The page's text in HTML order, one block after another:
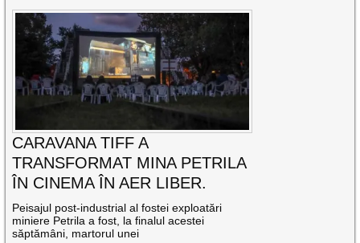
CARAVANA TIFF A
TRANSFORMAT MINA PETRILA
ÎN CINEMA ÎN AER LIBER.
Peisajul post-industrial al fostei exploatări
miniere Petrila a fost, la finalul acestei
săptămâni, martorul unei